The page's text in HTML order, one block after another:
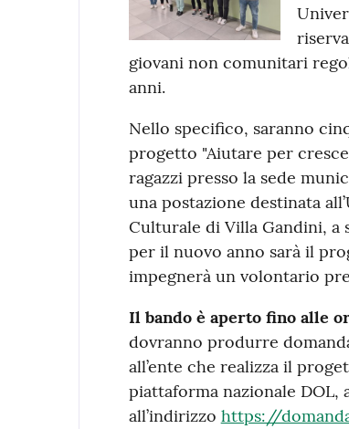
giovani non comunitari
anni.
Nello specifico, saranno
progetto "Aiutare per
ragazzi presso la sede
una postazione destinata
Culturale di Villa Gandini,
per il nuovo anno sarà il
impegnerà un volontario
Il bando è aperto fino alle
dovranno produrre
all’ente che realizza il
piattaforma nazionale
all’indirizzo https://